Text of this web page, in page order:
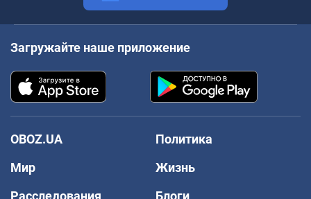
Загружайте наше приложение
OBOZ.UA
Политика
Мир
Жизнь
Расследования
Блоги